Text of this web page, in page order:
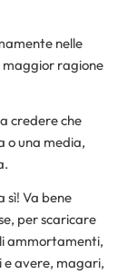
nelle
maggior ragione
credere che
o una media,
sì! Va bene
per scaricare
ammortamenti,
e avere, magari,